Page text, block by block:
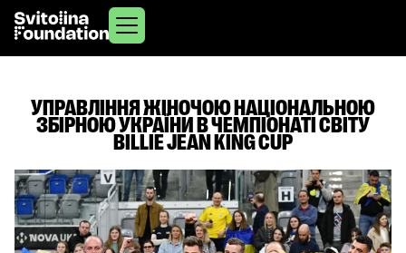
УПРАВЛІННЯ ЖІНОЧОЮ НАЦІОНАЛЬНОЮ
ЗБІРНОЮ УКРАЇНИ В ЧЕМПІОНАТІ СВІТУ
BILLIE JEAN KING CUP